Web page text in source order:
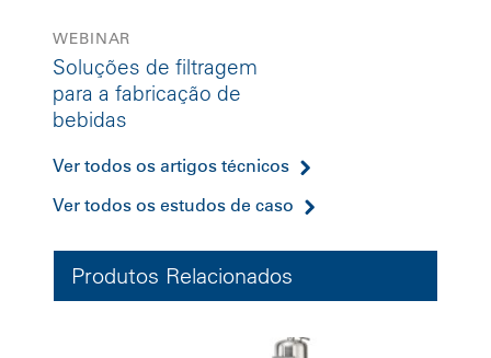
WEBINAR
Soluções de filtragem
para a fabricação de
bebidas
Ver todos os artigos técnicos
Ver todos os estudos de caso
Produtos Relacionados